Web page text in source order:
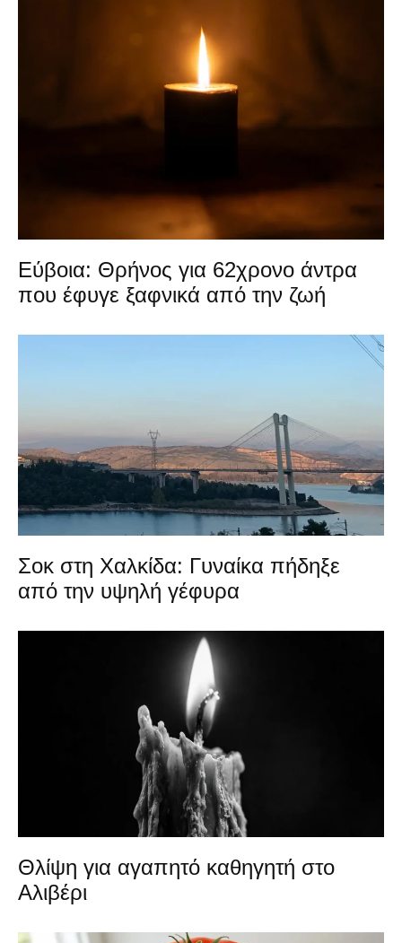
Εύβοια: Θρήνος για 62χρονο άντρα
που έφυγε ξαφνικά από την ζωή
Σοκ στη Χαλκίδα: Γυναίκα πήδηξε
από την υψηλή γέφυρα
Θλίψη για αγαπητό καθηγητή στο
Αλιβέρι